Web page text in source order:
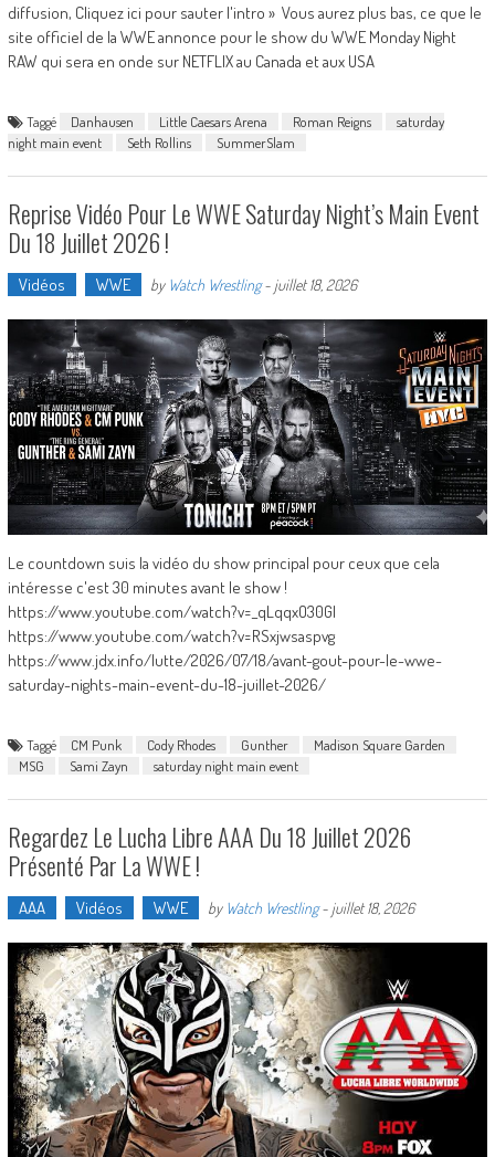
diffusion, Cliquez ici pour sauter l'intro » Vous aurez plus bas, ce que le
site officiel de la WWE annonce pour le show du WWE Monday Night
RAW qui sera en onde sur NETFLIX au Canada et aux USA
Taggé Danhausen Little Caesars Arena Roman Reigns
saturday
night main event
Seth Rollins SummerSlam
Reprise Vidéo Pour Le WWE Saturday Night’s Main Event
Du 18 Juillet 2026 !
Vidéos WWE by Watch Wrestling- juillet 18, 2026
Le countdown suis la vidéo du show principal pour ceux que cela
intéresse c'est 30 minutes avant le show !
https://www.youtube.com/watch?v=_qLqqxO30GI
https://www.youtube.com/watch?v=RSxjwsaspvg
https://www.jdx.info/lutte/2026/07/18/avant-gout-pour-le-wwe-
saturday-nights-main-event-du-18-juillet-2026/
Taggé CM Punk Cody Rhodes Gunther
Madison Square Garden
MSG
Sami Zayn saturday night main event
Regardez Le Lucha Libre AAA Du 18 Juillet 2026
Présenté Par La WWE !
AAA Vidéos WWE by Watch Wrestling- juillet 18, 2026